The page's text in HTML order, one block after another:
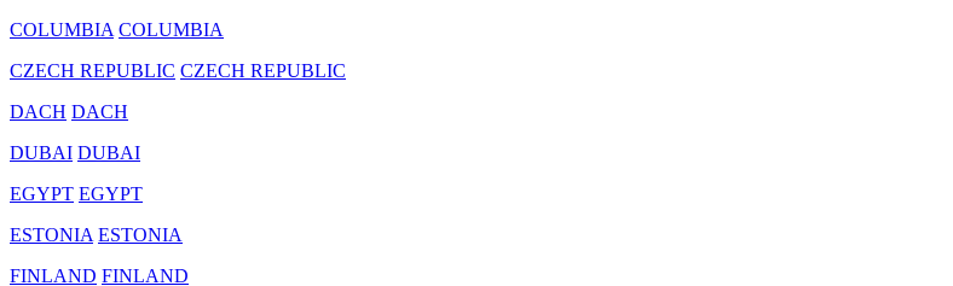
COLUMBIA COLUMBIA
CZECH REPUBLIC CZECH REPUBLIC
DACH DACH
DUBAI DUBAI
EGYPT EGYPT
ESTONIA ESTONIA
FINLAND FINLAND